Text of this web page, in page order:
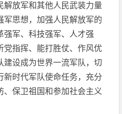
解放军和其他人民武装力量
军思想，加强人民解放军的
强军、科技强军、人才强
党指挥、能打胜仗、作风优
建设成为世界一流军队，切
新时代军队使命任务，充分
、保卫祖国和参加社会主义